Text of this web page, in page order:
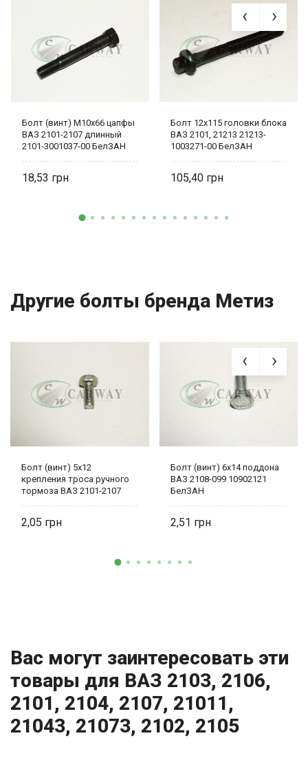
Болт (винт) М10х66 цапфы
ВАЗ 2101-2107 длинный
2101-3001037-00 БелЗАН
18,53
Болт 12х115 головки блока
ВАЗ 2101, 21213 21213-
1003271-00 БелЗАН
105,40
Другие болты бренда Метиз
Болт (винт) 5х12
крепления троса ручного
тормоза ВАЗ 2101-2107
2,05
Болт (винт) 6х14 поддона
ВАЗ 2108-099 10902121
БелЗАН
2,51
Вас могут заинтересовать эти
товары для ВАЗ 2103, 2106,
2101, 2104, 2107, 21011,
21043, 21073, 2102, 2105